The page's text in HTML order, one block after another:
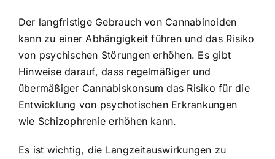
Der langfristige Gebrauch von Cannabinoiden
kann zu einer Abhängigkeit führen und das Risiko
von psychischen Störungen erhöhen. Es gibt
Hinweise darauf, dass regelmäßiger und
übermäßiger Cannabiskonsum das Risiko für die
Entwicklung von psychotischen Erkrankungen
wie Schizophrenie erhöhen kann.
Es ist wichtig, die Langzeitauswirkungen zu